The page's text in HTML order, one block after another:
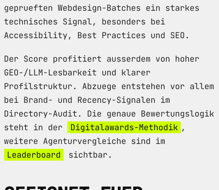
geprueften Webdesign-Batches ein starkes
technisches Signal, besonders bei
Accessibility, Best Practices und SEO.
Der Score profitiert ausserdem von hoher
GEO-/LLM-Lesbarkeit und klarer
Profilstruktur. Abzuege entstehen vor allem
bei Brand- und Recency-Signalen im
Directory-Audit. Die genaue Bewertungslogik
steht in der
Digitalawards-Methodik ,
weitere Agenturvergleiche sind im
Leaderboard
sichtbar.